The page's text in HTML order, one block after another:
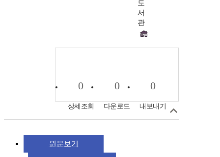
도
서
관
0
상세조회
0
다운로드
0
내보내기
원문보기